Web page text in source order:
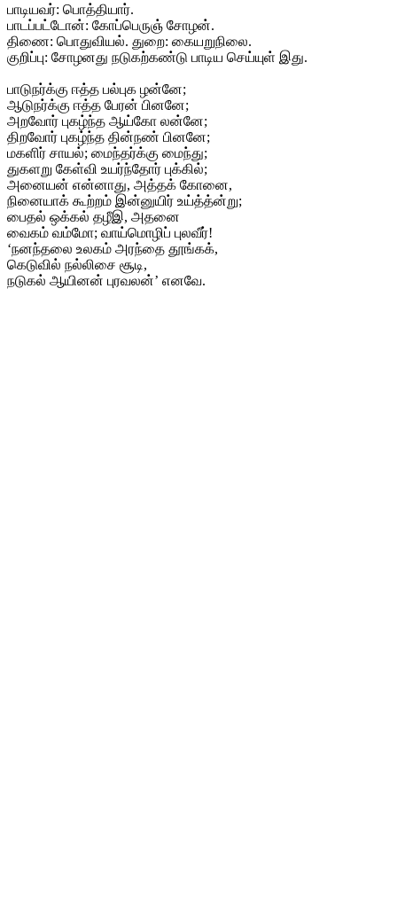
பாடியவர்: பொத்தியார்.
பாடப்பட்டோன்: கோப்பெருஞ் சோழன்.
திணை: பொதுவியல். துறை: கையறுநிலை.
குறிப்பு: சோழனது நடுகற்கண்டு பாடிய செய்யுள் இது.
பாடுநர்க்கு ஈத்த பல்புக ழன்னே;
ஆடுநர்க்கு ஈத்த பேரன் பினனே;
அறவோர் புகழ்ந்த ஆய்கோ லன்னே;
திறவோர் புகழ்ந்த தின்நண் பினனே;
மகளிர் சாயல்; மைந்தர்க்கு மைந்து;
துகளறு கேள்வி உயர்ந்தோர் புக்கில்;
அனையன் என்னாது, அத்தக் கோனை,
நினையாக் கூற்றம் இன்னுயிர் உய்த்த்ன்று;
பைதல் ஒக்கல் தழீஇ, அதனை
வைகம் வம்மோ; வாய்மொழிப் புலவீர்!
‘நனந்தலை உலகம் அரந்தை தூங்கக்,
கெடுவில் நல்லிசை சூடி,
நடுகல் ஆயினன் புரவலன்’ எனவே.